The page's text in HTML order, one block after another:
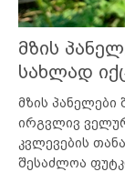
მზის
სახლად
მზის პანელები
ირგვლივ
კვლევების
შესაძლოა